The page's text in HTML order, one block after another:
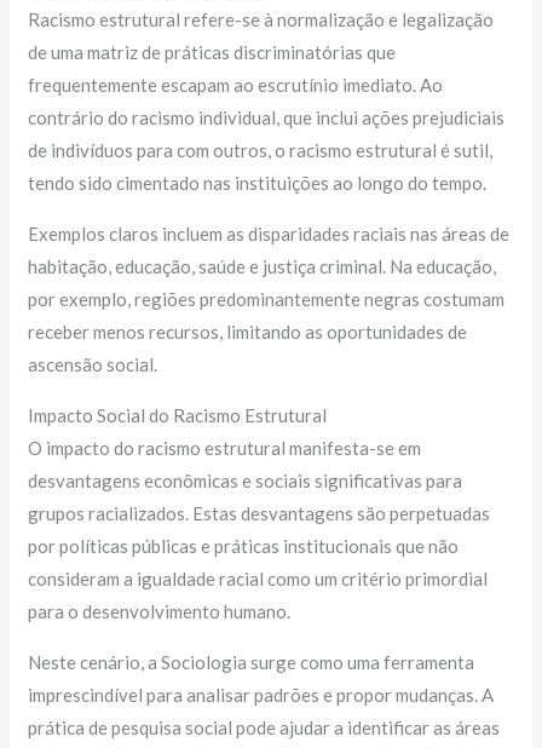
Racismo estrutural refere-se à normalização e legalização
de uma matriz de práticas discriminatórias que
frequentemente escapam ao escrutínio imediato. Ao
contrário do racismo individual, que inclui ações prejudiciais
de indivíduos para com outros, o racismo estrutural é sutil,
tendo sido cimentado nas instituições ao longo do tempo.
Exemplos claros incluem as disparidades raciais nas áreas de
habitação, educação, saúde e justiça criminal. Na educação,
por exemplo, regiões predominantemente negras costumam
receber menos recursos, limitando as oportunidades de
ascensão social.
Impacto Social do Racismo Estrutural
O impacto do racismo estrutural manifesta-se em
desvantagens econômicas e sociais significativas para
grupos racializados. Estas desvantagens são perpetuadas
por políticas públicas e práticas institucionais que não
consideram a igualdade racial como um critério primordial
para o desenvolvimento humano.
Neste cenário, a Sociologia surge como uma ferramenta
imprescindível para analisar padrões e propor mudanças. A
prática de pesquisa social pode ajudar a identificar as áreas